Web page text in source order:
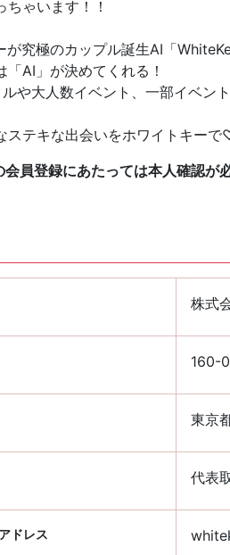
ちゃいます！！
が究極のカップル誕生AI「
「AI」が決めてくれる！
や大人数イベント、一部イベン
ステキな出会いをホワイトキー
員登録にあたっては本人確認が
株式
160-
東京
代表
ドレス